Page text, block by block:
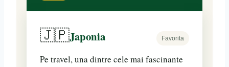
🇯🇵Japonia Favorita
Pe travel, una dintre cele mai fascinante